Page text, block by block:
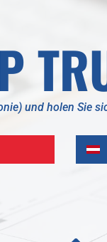
und holen Sie